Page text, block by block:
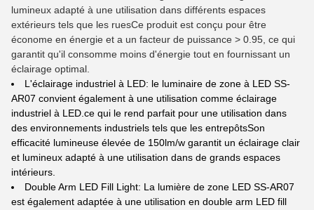
lumineux adapté à une utilisation dans différents espaces
extérieurs tels que les ruesCe produit est conçu pour être
économe en énergie et a un facteur de puissance > 0.95, ce qui
garantit qu'il consomme moins d'énergie tout en fournissant un
éclairage optimal.
L'éclairage industriel à LED: le luminaire de zone à LED SS-
AR07 convient également à une utilisation comme éclairage
industriel à LED.ce qui le rend parfait pour une utilisation dans
des environnements industriels tels que les entrepôtsSon
efficacité lumineuse élevée de 150lm/w garantit un éclairage clair
et lumineux adapté à une utilisation dans de grands espaces
intérieurs.
Double Arm LED Fill Light: La lumière de zone LED SS-AR07
est également adaptée à une utilisation en double arm LED fill